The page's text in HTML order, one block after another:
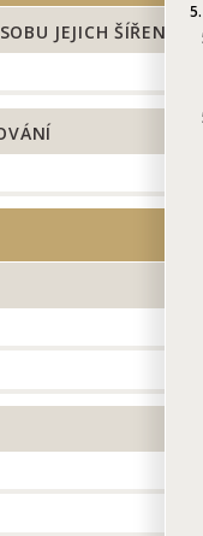
5.
JEJICH ŠÍŘENÍ A